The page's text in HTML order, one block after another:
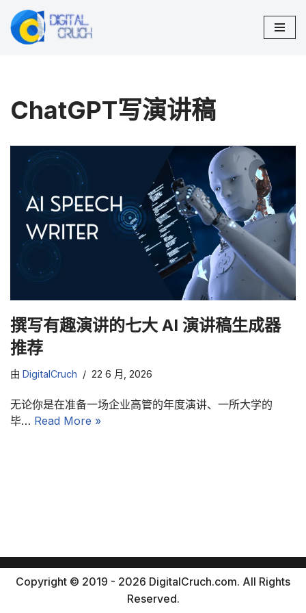
跳
ChatGPT写演讲稿
撰写有趣演讲的七大 AI 演讲稿生成器
推荐
由 DigitalCruch 22 6 月, 2026
无论你是在准备一场企业高管的年度演讲、一所大学的
毕… Read More »
Copyright © 2019 - 2026 DigitalCruch.com. All Rights
Reserved.